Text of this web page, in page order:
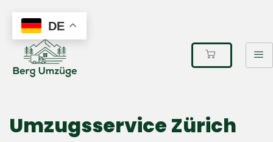
Umzugsservice Zürich
DE